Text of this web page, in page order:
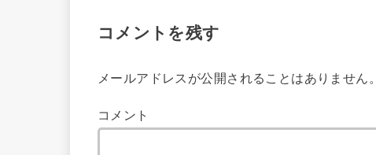
コメントを残す
メールアドレスが公開されることはありません。
コメント